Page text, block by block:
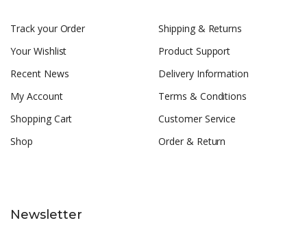
Track your Order
Your Wishlist
Recent News
My Account
Shopping Cart
Shop
Shipping & Returns
Product Support
Delivery Information
Terms & Conditions
Customer Service
Order & Return
Newsletter